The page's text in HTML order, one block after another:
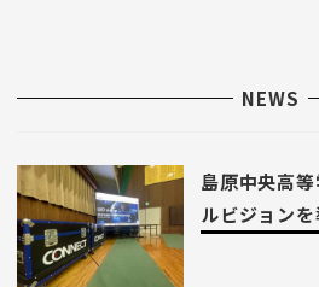
NEWS
島原中央高
ルビジョンを